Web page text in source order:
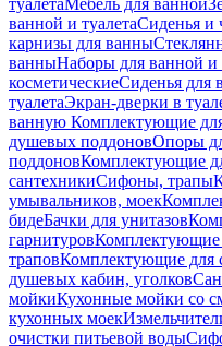
туалетаМебель для ванной
ванной и туалетаСиденья и
карнизы для ванны
ванныНаборы для ванной и
косметическиеСиденья для
туалетаЭкран-дверки в
ванную Комплектующие
душевых поддоновОпоры
поддоновКомплектующие
сантехникиСифоны, трапы
умывальников, моек
бидеБачки для унитазов
гарнитуровКомплектующие
траповКомплектующие для
душевых кабин, уголков
мойкиКухонные мойки со
кухонных моек
очистки питьевой воды